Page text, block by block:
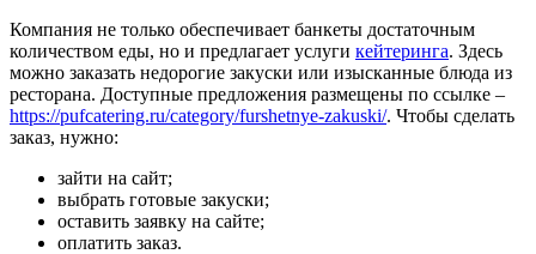
Компания не только обеспечивает банкеты достаточным
количеством еды, но и предлагает услуги кейтеринга. Здесь
можно заказать недорогие закуски или изысканные блюда из
ресторана. Доступные предложения размещены по ссылке –
https://pufcatering.ru/category/furshetnye-zakuski/. Чтобы сделать
заказ, нужно:
зайти на сайт;
выбрать готовые закуски;
оставить заявку на сайте;
оплатить заказ.